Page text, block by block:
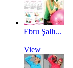
Ebru Şallı...
View